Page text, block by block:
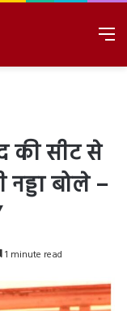
की सीट से
नड्डा बोले –
1 minute read